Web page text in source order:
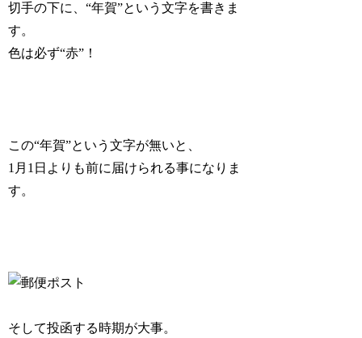
切手の下に、“年賀”という文字を書きま
す。
色は必ず“赤”！
この“年賀”という文字が無いと、
1月1日よりも前に届けられる事になりま
す。
そして投函する時期が大事。